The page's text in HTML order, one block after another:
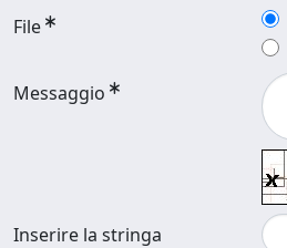
File
Messaggio
Inserire la stringa